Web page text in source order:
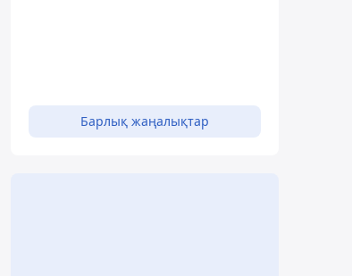
Барлық жаңалықтар